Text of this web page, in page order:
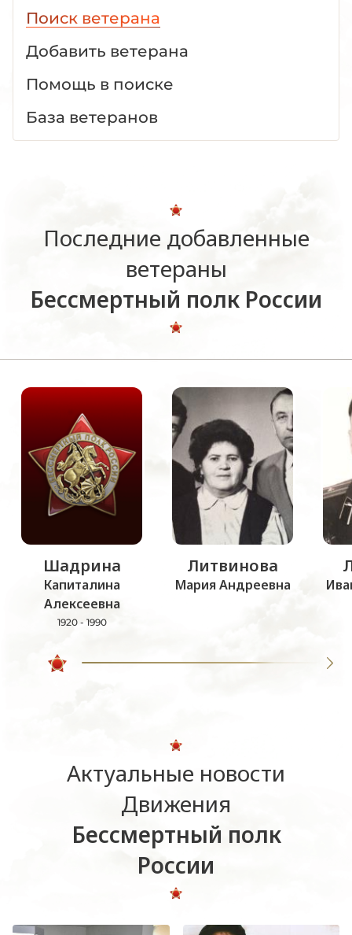
Поиск ветерана
Добавить ветерана
Помощь в поиске
База ветеранов
Последние добавленные
ветераны
Бессмертный полк России
Шадрина
Капиталина
Алексеевна
1920 - 1990
Литвинова
Мария Андреевна
Актуальные новости
Движения
Бессмертный полк
России